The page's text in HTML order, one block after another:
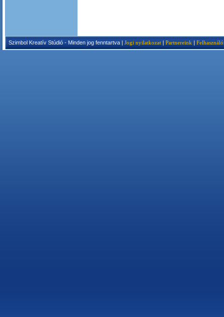
Szimbol Kreatív Stúdió - Minden jog fenntartva | Jogi nyilatkozat | Partnereink |